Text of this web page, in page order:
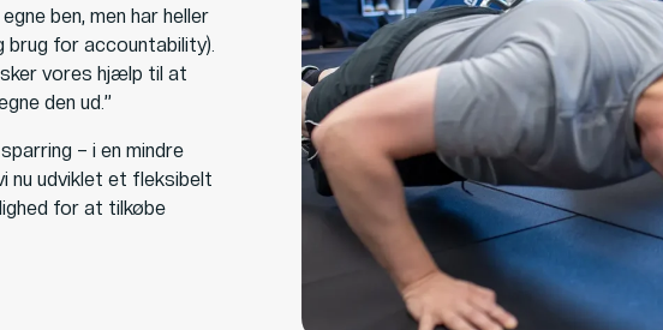
ben, men har heller
brug for accountability).
vores hjælp til at
den ud.”
– i en mindre
nu udviklet et fleksibelt
for at tilkøbe